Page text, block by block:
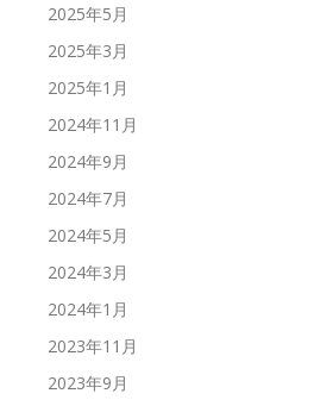
2025年5月
2025年3月
2025年1月
2024年11月
2024年9月
2024年7月
2024年5月
2024年3月
2024年1月
2023年11月
2023年9月